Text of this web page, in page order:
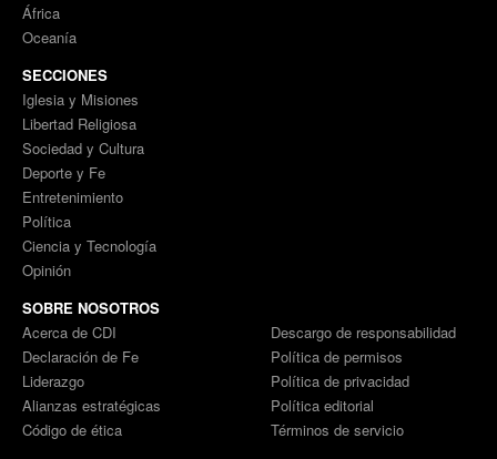
África
Oceanía
SECCIONES
Iglesia y Misiones
Libertad Religiosa
Sociedad y Cultura
Deporte y Fe
Entretenimiento
Política
Ciencia y Tecnología
Opinión
SOBRE NOSOTROS
Acerca de CDI
Declaración de Fe
Liderazgo
Alianzas estratégicas
Código de ética
Descargo de responsabilidad
Política de permisos
Política de privacidad
Política editorial
Términos de servicio